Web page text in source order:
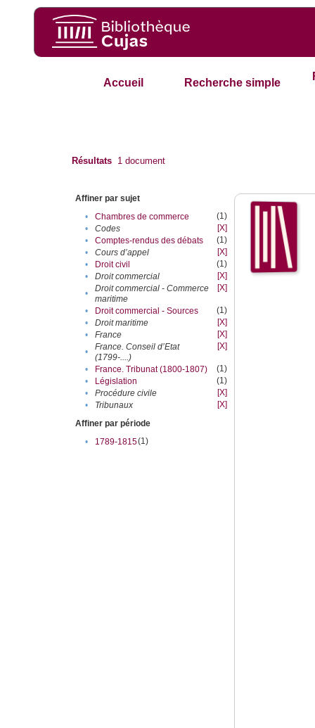
Accueil Recherche simple
Résultats 1 document
Affiner par sujet
•
Chambres de commerce
(1)
•
Codes
[X]
•
Comptes-rendus des débats
(1)
•
Cours d’appel
[X]
•
Droit civil
(1)
•
Droit commercial
[X]
•
Droit commercial - Commerce
maritime
[X]
• Droit commercial - Sources
(1)
•
Droit maritime
[X]
•
France
[X]
•
France. Conseil d’Etat
(1799-....)
[X]
• France. Tribunat (1800-1807)
(1)
•
Législation
(1)
•
Procédure civile
[X]
•
Tribunaux
[X]
Affiner par période
•
1789-1815(1)